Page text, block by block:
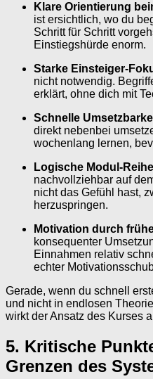
Klare Orientierung
ist ersichtlich, wo du
Schritt für Schritt
Einstiegshürde enorm.
Starke Einsteiger-
nicht notwendig.
erklärt, ohne dich mit
Schnelle
direkt nebenbei
wochenlang lernen,
Logische Modul-
nachvollziehbar auf
nicht das Gefühl hast,
herzuspringen.
Motivation durch
konsequenter
Einnahmen relativ
echter
Gerade, wenn du schnell
und nicht in endlosen
wirkt der Ansatz des Kurses
5. Kritische
Grenzen des